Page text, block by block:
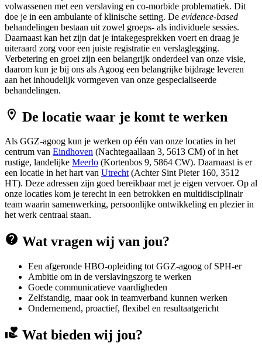
volwassenen met een verslaving en co-morbide problematiek. Dit
doe je in een ambulante of klinische setting. De evidence-based
behandelingen bestaan uit zowel groeps- als individuele sessies.
Daarnaast kan het zijn dat je intakegesprekken voert en draag je
uiteraard zorg voor een juiste registratie en verslaglegging.
Verbetering en groei zijn een belangrijk onderdeel van onze visie,
daarom kun je bij ons als Agoog een belangrijke bijdrage leveren
aan het inhoudelijk vormgeven van onze gespecialiseerde
behandelingen.
De locatie waar je komt te werken
Als GGZ-agoog kun je werken op één van onze locaties in het
centrum van Eindhoven (Nachtegaallaan 3, 5613 CM) of in het
rustige, landelijke Meerlo (Kortenbos 9, 5864 CW). Daarnaast is er
een locatie in het hart van Utrecht(Achter Sint Pieter 160, 3512
HT). Deze adressen zijn goed bereikbaar met je eigen vervoer. Op al
onze locaties kom je terecht in een betrokken en multidisciplinair
team waarin samenwerking, persoonlijke ontwikkeling en plezier in
het werk centraal staan.
Wat vragen wij van jou?
Een afgeronde HBO-opleiding tot GGZ-agoog of SPH-er
Ambitie om in de verslavingszorg te werken
Goede communicatieve vaardigheden
Zelfstandig, maar ook in teamverband kunnen werken
Ondernemend, proactief, flexibel en resultaatgericht
Wat bieden wij jou?